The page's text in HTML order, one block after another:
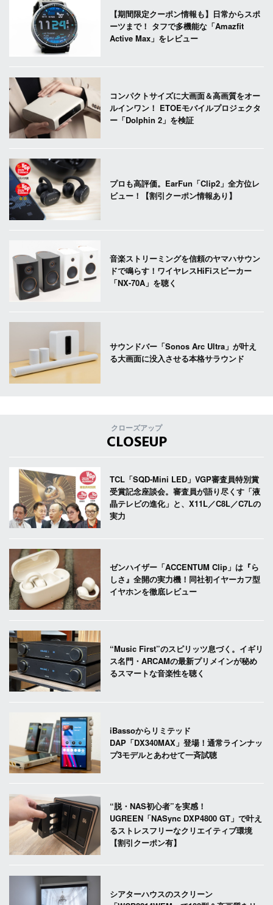
【期間限定クーポン情報も】日常からスポ
ーツまで！ タフで多機能な「Amazfit
Active Max」をレビュー
コンパクトサイズに大画面＆高画質をオー
ルインワン！ ETOEモバイルプロジェクタ
ー「Dolphin 2」を検証
プロも高評価。EarFun「Clip2」全方位レ
ビュー！【割引クーポン情報あり】
音楽ストリーミングを信頼のヤマハサウン
ドで鳴らす！ワイヤレスHiFiスピーカー
「NX-70A」を聴く
サウンドバー「Sonos Arc Ultra」が叶え
る大画面に没入させる本格サラウンド
クローズアップ
CLOSEUP
TCL「SQD-Mini LED」VGP審査員特別賞
受賞記念座談会。審査員が語り尽くす「液
晶テレビの進化」と、X11L／C8L／C7Lの
実力
ゼンハイザー「ACCENTUM Clip」は『ら
しさ』全開の実力機！同社初イヤーカフ型
イヤホンを徹底レビュー
“Music First”のスピリッツ息づく。イギリ
ス名門・ARCAMの最新プリメインが秘め
るスマートな音楽性を聴く
iBassoからリミテッド
DAP「DX340MAX」登場！通常ラインナッ
プ3モデルとあわせて一斉試聴
“脱・NAS初心者”を実感！
UGREEN「NASync DXP4800 GT」で叶え
るストレスフリーなクリエイティブ環境
【割引クーポン有】
シアターハウスのスクリーン